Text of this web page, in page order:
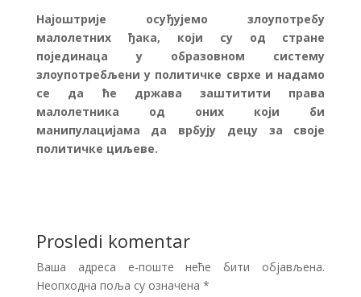
Најоштрије осуђујемо злоупотребу
малолетних ђака, који су од стране
појединаца у образовном систему
злоупотребљени у политичке сврхе и надамо
се да ће држава заштитити права
малолетника од оних који би
манипулацијама да врбују децу за своје
политичке циљеве.
Prosledi komentar
Ваша адреса е-поште неће бити објављена.
Неопходна поља су означена *